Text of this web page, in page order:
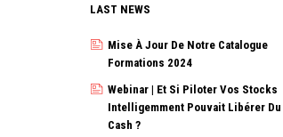
LAST NEWS
Mise À Jour De Notre Catalogue
Formations 2024
Webinar | Et Si Piloter Vos Stocks
Intelligemment Pouvait Libérer Du
Cash ?